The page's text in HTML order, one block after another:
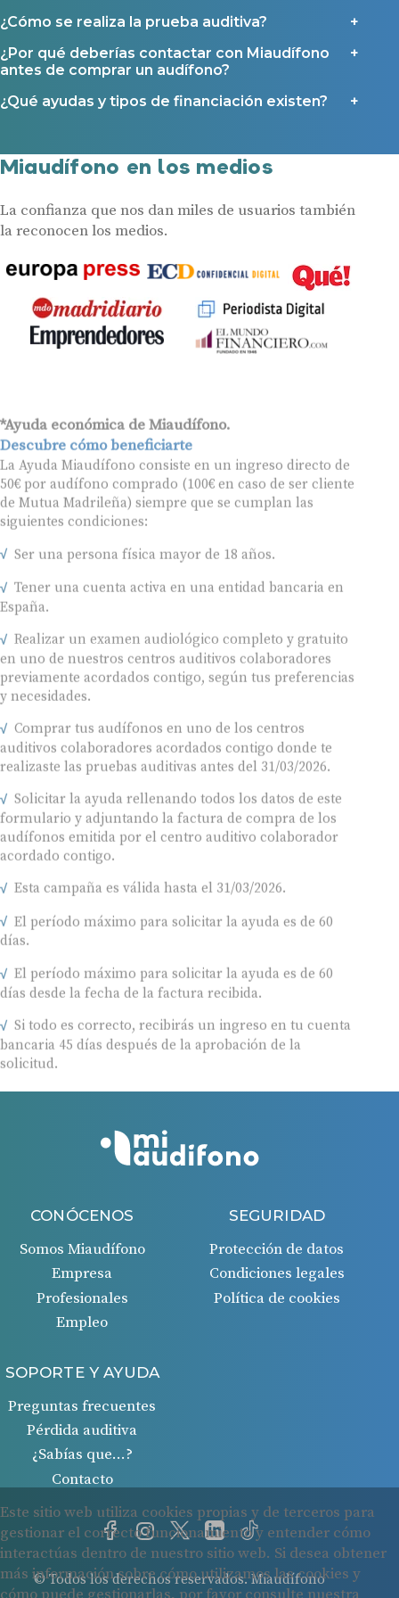
¿Cómo se realiza la prueba auditiva?
¿Por qué deberías contactar con Miaudífono
antes de comprar un audífono?
¿Qué ayudas y tipos de financiación existen?
Miaudífono en los medios
La confianza que nos dan miles de usuarios también
la reconocen los medios.
*Ayuda económica de Miaudífono.
Descubre cómo beneficiarte
La Ayuda Miaudífono consiste en un ingreso directo de
50€ por audífono comprado (100€ en caso de ser cliente
de Mutua Madrileña) siempre que se cumplan las
siguientes condiciones:
Ser una persona física mayor de 18 años.
Tener una cuenta activa en una entidad bancaria en
España.
Realizar un examen audiológico completo y gratuito
en uno de nuestros centros auditivos colaboradores
previamente acordados contigo, según tus preferencias
y necesidades.
Comprar tus audífonos en uno de los centros
auditivos colaboradores acordados contigo donde te
realizaste las pruebas auditivas antes del 31/03/2026.
Solicitar la ayuda rellenando todos los datos de este
formulario y adjuntando la factura de compra de los
audífonos emitida por el centro auditivo colaborador
acordado contigo.
Esta campaña es válida hasta el 31/03/2026.
El período máximo para solicitar la ayuda es de 60
días.
El período máximo para solicitar la ayuda es de 60
días desde la fecha de la factura recibida.
Si todo es correcto, recibirás un ingreso en tu cuenta
bancaria 45 días después de la aprobación de la
solicitud.
© Todos los derechos reservados. Miaudífono
CONÓCENOS
Somos Miaudífono
Empresa
Profesionales
Empleo
SEGURIDAD
Protección de datos
Condiciones legales
Política de cookies
SOPORTE Y AYUDA
Preguntas frecuentes
Pérdida auditiva
¿Sabías que…?
Contacto